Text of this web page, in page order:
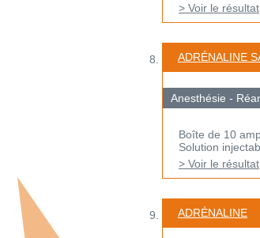
> Voir le résultat
ADRÉNALINE
Anesthésie -
Boîte de 10
Solution
> Voir le résultat
ADRÉNALINE